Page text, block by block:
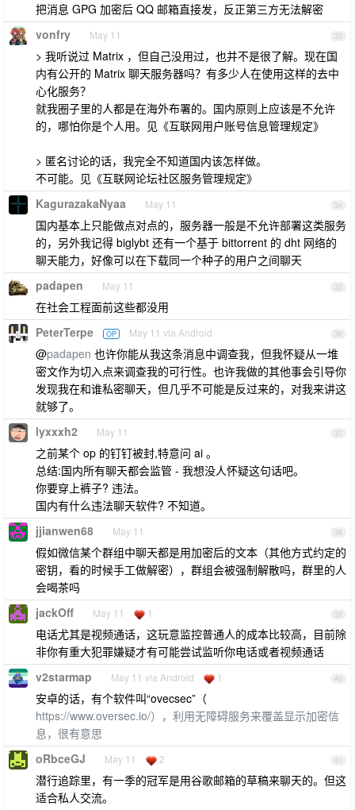
把消息 GPG 加密后 QQ 邮箱直接发，反正第三方无法解密
33
vonfry May 11
> 我听说过 Matrix ，但自己没用过，也并不是很了解。现在国
内有公开的 Matrix 聊天服务器吗？有多少人在使用这样的去中
心化服务？
就我圈子里的人都是在海外布署的。国内原则上应该是不允许
的，哪怕你是个人用。见《互联网用户账号信息管理规定》
> 匿名讨论的话，我完全不知道国内该怎样做。
不可能。见《互联网论坛社区服务管理规定》
34
KagurazakaNyaa May 11
国内基本上只能做点对点的，服务器一般是不允许部署这类服务
的，另外我记得 biglybt 还有一个基于 bittorrent 的 dht 网络的
聊天能力，好像可以在下载同一个种子的用户之间聊天
35
padapen May 11
在社会工程面前这些都没用
36
PeterTerpe OP May 11 via Android
@padapen 也许你能从我这条消息中调查我，但我怀疑从一堆
密文作为切入点来调查我的可行性。也许我做的其他事会引导你
发现我在和谁私密聊天，但几乎不可能是反过来的，对我来讲这
就够了。
37
lyxxxh2 May 11
之前某个 op 的钉钉被封,特意问 ai 。
总结:国内所有聊天都会监管 - 我想没人怀疑这句话吧。
你要穿上裤子? 违法。
国内有什么违法聊天软件? 不知道。
38
jjianwen68 May 11
假如微信某个群组中聊天都是用加密后的文本（其他方式约定的
密钥，看的时候手工做解密），群组会被强制解散吗，群里的人
会喝茶吗
39
jackOff May 11 1
电话尤其是视频通话，这玩意监控普通人的成本比较高，目前除
非你有重大犯罪嫌疑才有可能尝试监听你电话或者视频通话
40
v2starmap May 11 via Android 1
安卓的话，有个软件叫“ovecsec”（
https://www.oversec.io/），利用无障碍服务来覆盖显示加密信
息，很有意思
41
oRbceGJ May 11 2
潜行追踪里，有一季的冠军是用谷歌邮箱的草稿来聊天的。但这
适合私人交流。